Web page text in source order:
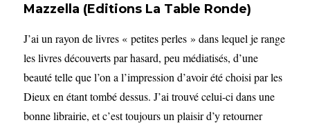
Mazzella (Editions La Table Ronde)
J’ai un rayon de livres « petites perles » dans lequel je range
les livres découverts par hasard, peu médiatisés, d’une
beauté telle que l’on a l’impression d’avoir été choisi par les
Dieux en étant tombé dessus. J’ai trouvé celui-ci dans une
bonne librairie, et c’est toujours un plaisir d’y retourner